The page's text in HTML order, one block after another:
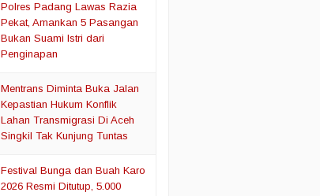
Polres Padang Lawas Razia
Pekat, Amankan 5 Pasangan
Bukan Suami Istri dari
Penginapan
Mentrans Diminta Buka Jalan
Kepastian Hukum Konflik
Lahan Transmigrasi Di Aceh
Singkil Tak Kunjung Tuntas
Festival Bunga dan Buah Karo
2026 Resmi Ditutup, 5.000